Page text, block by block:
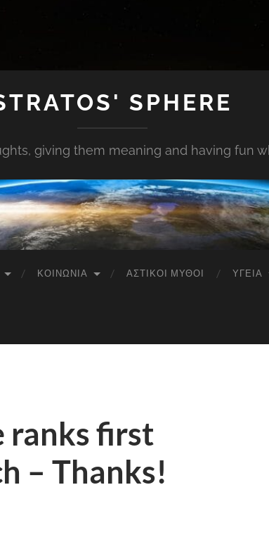
SPHERE
giving them meaning and having fun
ΚΟΙΝΩΝΊΑ ΑΣΤΙΚΟΊ ΜΎΘΟΙ ΥΓΕΊΑ
ranks first
– Thanks!